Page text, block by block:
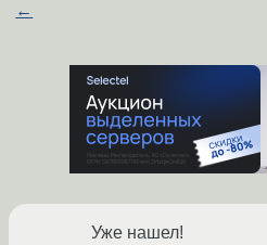
←
Уже нашел!